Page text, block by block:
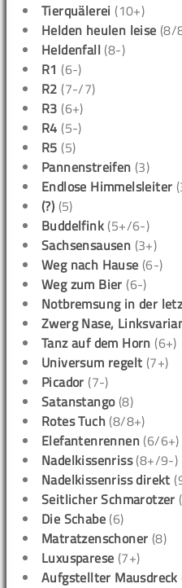
Tierquälerei (10+)
Helden heulen leise (8/
Heldenfall (8-)
R1 (6-)
R2 (7-/7)
R3 (6+)
R4 (5-)
R5 (5)
Pannenstreifen (3)
Endlose Himmelsleiter
(?) (5)
Buddelfink (5+/6-)
Sachsensausen (3+)
Weg nach Hause (6-)
Weg zum Bier (6-)
Notbremsung in der
Zwerg Nase,
Tanz auf dem Horn (6+)
Universum regelt (7+)
Picador (7-)
Satanstango(8)
Rotes Tuch (8/8+)
Elefantenrennen (6/6+)
Nadelkissenriss(8+/9-)
Nadelkissenriss direkt
Seitlicher Schmarotzer
Die Schabe (6)
Matratzenschoner (8)
Luxusparese (7+)
Aufgstellter Mausdreck